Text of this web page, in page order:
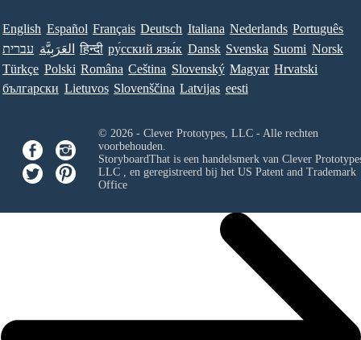
English Español Français Deutsch Italiana Nederlands Português
עברית العَرَبِيَّة हिन्दी ру́сский язы́к Dansk Svenska Suomi Norsk
Türkçe Polski Româna Ceština Slovenský Magyar Hrvatski
български Lietuvos Slovenščina Latvijas eesti
© 2026 - Clever Prototypes, LLC - Alle rechten
voorbehouden.
StoryboardThat is een handelsmerk van Clever
LLC, en geregistreerd bij het US Patent and Trademark
Office